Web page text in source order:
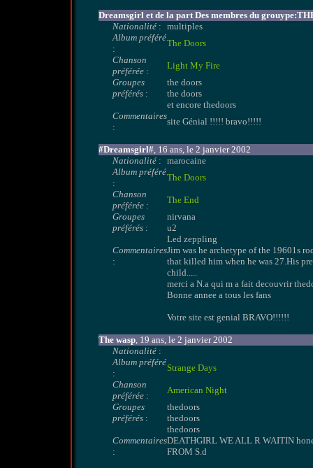
Dreamsgirl et de la part Des membres du
Nationalité : multiples
Album préféré
:
The Doors
Chanson
préférée :
Light My Fire
Groupes
préférés :
the doors
the doors
et encore thedoors
Commentaires
:
site Génial !!!!! bravo!!!!!
#Dreamsgirl#, 16 ans, le 2 janvier 2002
Nationalité : marocaine
Album préféré
:
The Doors
Chanson
préférée :
The End
Groupes
préférés :
nirvana
u2
Led zeppling
Commentaires
:
Jim was he archetype of the 19601s
that killed him when he was 27.His
child.....
merci a N.a qui m a fait decouvrir
Bonne annee a tous les fans
Votre site est genial BRAVO!!!!!!
The wasp, 19 ans, le 2 janvier 2002
Nationalité :
Album préféré
:
Strange Days
Chanson
préférée :
American Night
Groupes
préférés :
thedoors
thedoors
thedoors
Commentaires
:
DEATHGIRL WE ALL R WAITIN
FROM S.d